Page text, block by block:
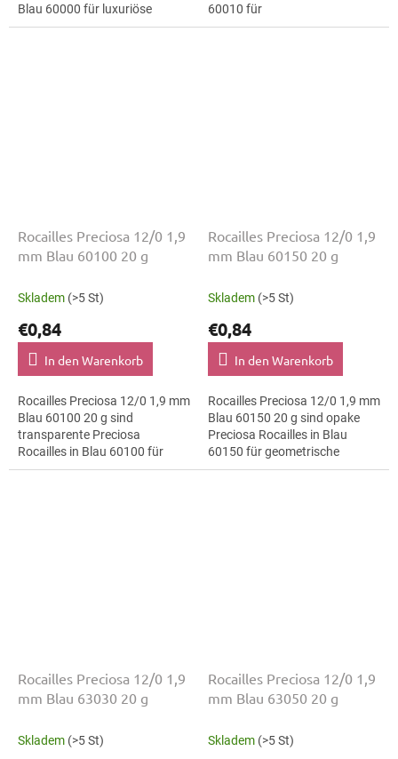
Blau 60000 für luxuriöse
Abendmode. Die Größe 12/0
60010 für
Kinderbastelprojekte. Die
Rocailles Preciosa 12/0 1,9
mm Blau 60100 20 g
Skladem (>5 St)
€0,84
In den Warenkorb
Rocailles Preciosa 12/0 1,9 mm
Blau 60100 20 g sind
transparente Preciosa
Rocailles in Blau 60100 für
floristische Arrangements. Die
Rocailles Preciosa 12/0 1,9
mm Blau 60150 20 g
Skladem (>5 St)
€0,84
In den Warenkorb
Rocailles Preciosa 12/0 1,9 mm
Blau 60150 20 g sind opake
Preciosa Rocailles in Blau
60150 für geometrische
Muster. Die Größe 12/0 mit 1,9
Rocailles Preciosa 12/0 1,9
mm Blau 63030 20 g
Skladem (>5 St)
Rocailles Preciosa 12/0 1,9
mm Blau 63050 20 g
Skladem (>5 St)